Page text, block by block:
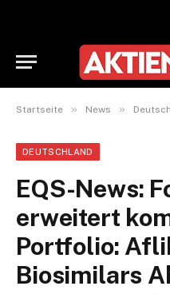
Startseite » News »
DEUTSCHLAND
EQS-News:
erweitert
Portfolio:
Biosimilars